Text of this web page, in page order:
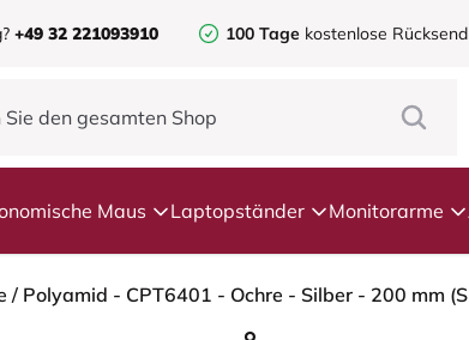
+49 32 221093910 100 Tage kostenlose
Maus Laptopständer Monitorarme
Polyamid - CPT6401 - Ochre - Silber - 200 mm